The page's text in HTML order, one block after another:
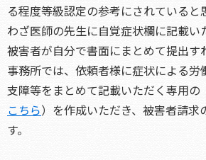
る程度等級認定の参考にされていると
わざ医師の先生に自覚症状欄に記載い
被害者が自分で書面にまとめて提出す
事務所では、依頼者様に症状による労
支障等をまとめて記載いただく専用の
こちら）を作成いただき、被害者請求
す。